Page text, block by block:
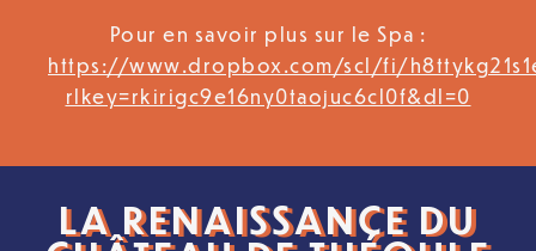
Pour en savoir plus sur le Spa :
https://www.dropbox.com/scl/fi/
rlkey=rkirigc9e16ny0taojuc6cl0f&dl=0
LA RENAISSANCE DU